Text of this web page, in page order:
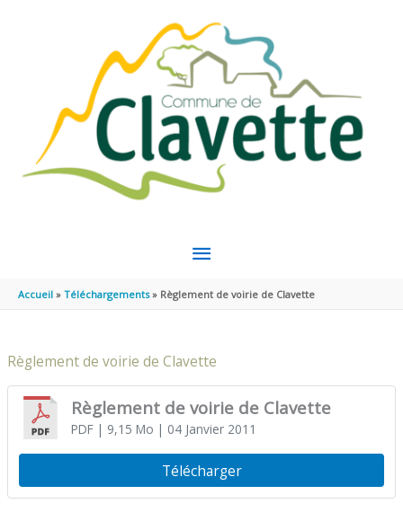
MENU
PRINCIPAL
Accueil Téléchargements Règlement de voirie de Clavette
Règlement de voirie de Clavette
Règlement de voirie de Clavette
PDF| 9,15 Mo | 04 Janvier 2011
Télécharger